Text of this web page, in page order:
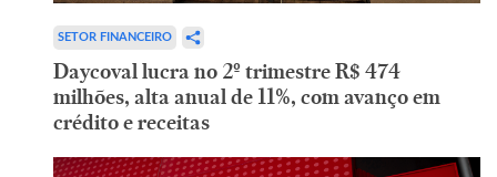
SETOR FINANCEIRO
Daycoval lucra no 2º trimestre R$ 474
milhões, alta anual de 11%, com avanço em
crédito e receitas